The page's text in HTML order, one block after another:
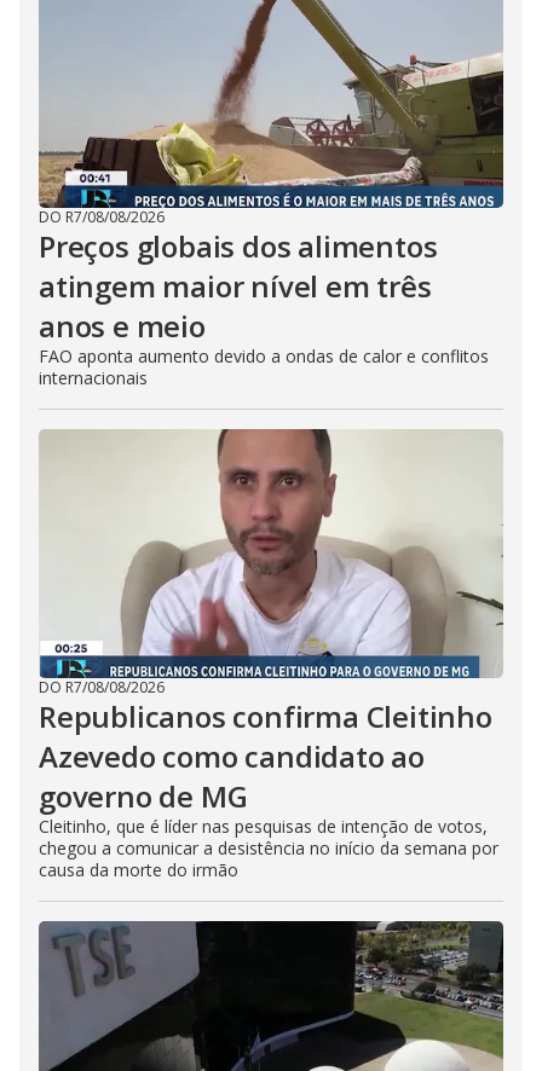
DO R7/08/08/2026
Preços globais dos alimentos
atingem maior nível em três
anos e meio
FAO aponta aumento devido a ondas de calor e conflitos
internacionais
DO R7/08/08/2026
Republicanos confirma Cleitinho
Azevedo como candidato ao
governo de MG
Cleitinho, que é líder nas pesquisas de intenção de votos,
chegou a comunicar a desistência no início da semana por
causa da morte do irmão